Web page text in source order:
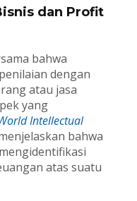
dan Profit
bahwa
dengan
atau jasa
yang
Intellectual
bahwa
atas suatu